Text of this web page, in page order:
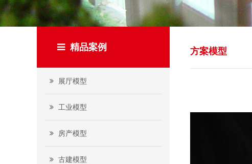
精品案例
展厅模型
工业模型
房产模型
古建模型
方案模型